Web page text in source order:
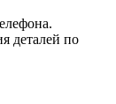
деталей по